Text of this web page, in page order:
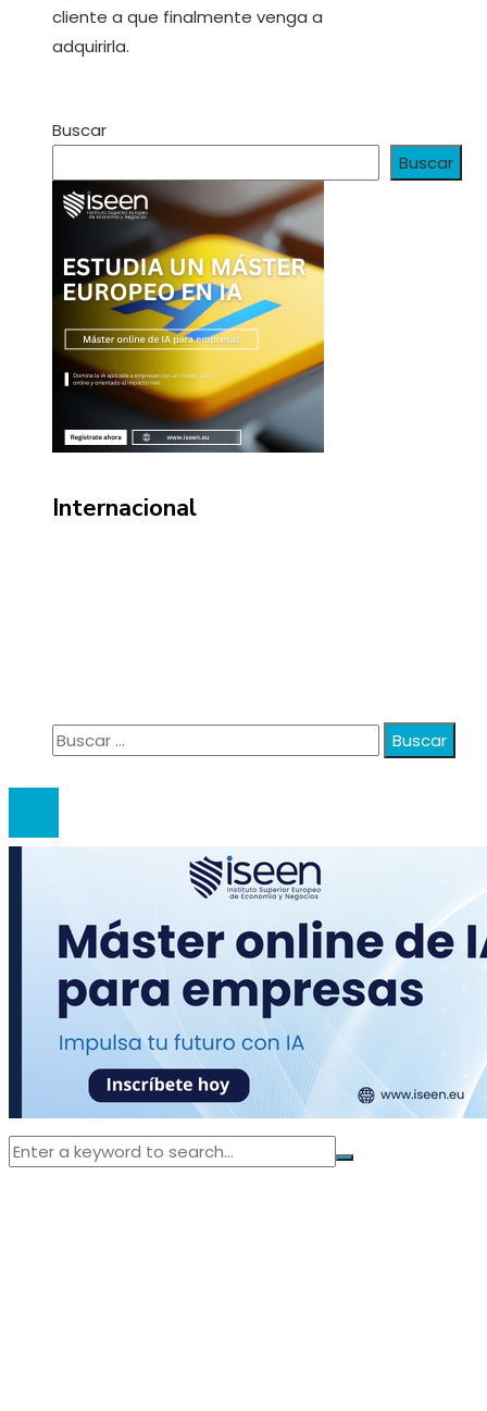
cliente a que finalmente venga a
adquirirla.
Buscar
Buscar
Internacional
Buscar: